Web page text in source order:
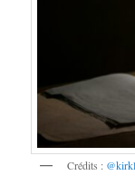
Crédits :